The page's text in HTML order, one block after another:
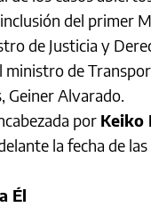
del primer
de Justicia y
ministro de
Geiner Alvarado.
por Keiko
la fecha de las
Él